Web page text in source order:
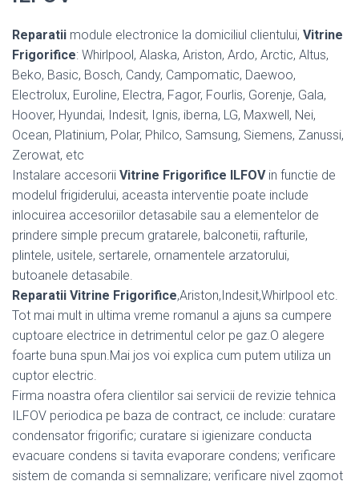
Reparatii module electronice la domiciliul clientului, Vitrine
Frigorifice: Whirlpool, Alaska, Ariston, Ardo, Arctic, Altus,
Beko, Basic, Bosch, Candy, Campomatic, Daewoo,
Electrolux, Euroline, Electra, Fagor, Fourlis, Gorenje, Gala,
Hoover, Hyundai, Indesit, Ignis, iberna, LG, Maxwell, Nei,
Ocean, Platinium, Polar, Philco, Samsung, Siemens, Zanussi,
Zerowat, etc
Instalare accesorii Vitrine Frigorifice ILFOVin functie de
modelul frigiderului, aceasta interventie poate include
inlocuirea accesoriilor detasabile sau a elementelor de
prindere simple precum gratarele, balconetii, rafturile,
plintele, usitele, sertarele, ornamentele arzatorului,
butoanele detasabile.
Reparatii Vitrine Frigorifice,Ariston,Indesit,Whirlpool etc.
Tot mai mult in ultima vreme romanul a ajuns sa cumpere
cuptoare electrice in detrimentul celor pe gaz.O alegere
foarte buna spun.Mai jos voi explica cum putem utiliza un
cuptor electric.
Firma noastra ofera clientilor sai servicii de revizie tehnica
ILFOV periodica pe baza de contract, ce include: curatare
condensator frigorific; curatare si igienizare conducta
evacuare condens si tavita evaporare condens; verificare
sistem de comanda si semnalizare; verificare nivel zgomot